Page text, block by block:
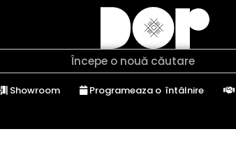
Showroom Programeaza o întâlnire